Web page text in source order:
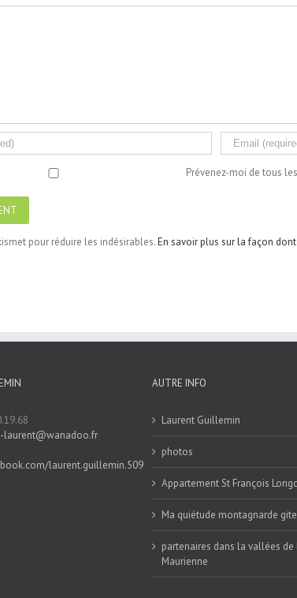
Prévenez-moi de tous
pour réduire les indésirables.En savoir plus sur la façon
laurent@wanadoo.fr
laurent.guillemin.509
AUTRE INFO
Laurent Guillemin
photos
Appartement St François
Ma quiétude montagnarde
partenaires dans la vallées de
Maurienne